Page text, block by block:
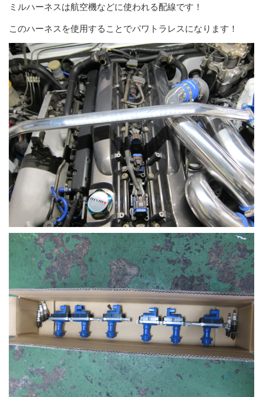
ミルハーネスは航空機などに使われる配線です！
このハーネスを使用することでパワトラレスになります！